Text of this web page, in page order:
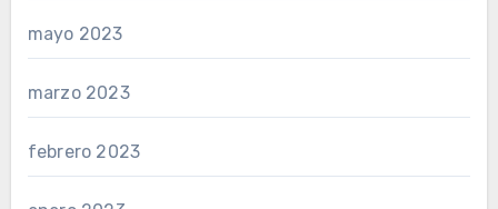
mayo 2023
marzo 2023
febrero 2023